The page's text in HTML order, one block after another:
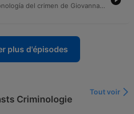
Este episodio detalla la cronología del crimen de Giovanna Guadalupe Sosa, desde los antecedentes de violencia y la restricción perimetral contra su expareja, Tiziano Fiss, hasta el encuentro fatal en un hotel de Tigre. Se examinan las pruebas técnicas del disparo y la importancia de entender el contexto de violencia previa. La investigación judicial analiza si el hecho fue un accidente o un feminicidio premeditado. Mientras la defensa sostiene la hipótesis de un accidente durante un supuesto juego, la fiscalía sostiene que se trató de una ejecución a sangre fría, destacando la ausencia de auxilio inmediato tras el disparo.
plus d'épisodes
Criminologie
Tout voir